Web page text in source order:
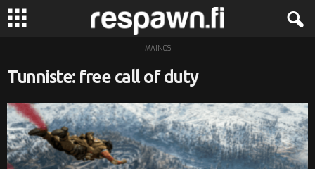
R
MAINOS
Tunniste: free call of duty